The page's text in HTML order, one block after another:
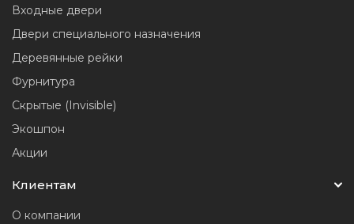
Входные двери
Двери специального назначения
Деревянные рейки
Фурнитура
Скрытые (Invisible)
Экошпон
Акции
Клиентам
О компании